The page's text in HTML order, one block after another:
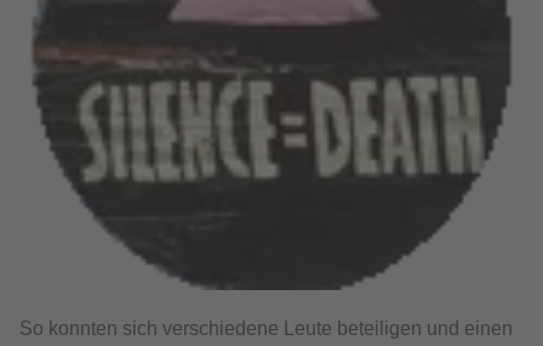
So konnten sich verschiedene Leute beteiligen und einen